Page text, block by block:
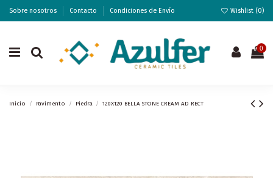
Sobre nosotros Contacto Condiciones de Envío Wishlist (0)
0
Inicio Pavimento Piedra 120X120 BELLA STONE CREAM AD RECT